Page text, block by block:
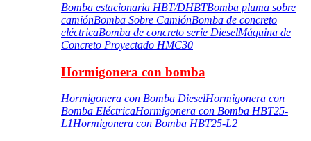
Bomba estacionaria HBT/DHBTBomba pluma sobre
camiónBomba Sobre CamiónBomba de concreto
eléctricaBomba de concreto serie DieselMáquina de
Concreto Proyectado HMC30
Hormigonera con bomba
Hormigonera con Bomba DieselHormigonera con
Bomba EléctricaHormigonera con Bomba HBT25-
L1Hormigonera con Bomba HBT25-L2